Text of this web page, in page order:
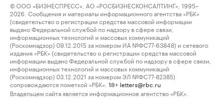
© ООО «БИЗНЕСПРЕСС», АО «РОСБИЗНЕСКОНСАЛТИНГ», 1995–
2026. Сообщения и материалы информационного агентства «РБК»
(свидетельство о регистрации средства массовой информации
выдано Федеральной службой по надзору в сфере связи,
информационных технологий и массовых коммуникаций
(Роскомнадзор) 09.12.2015 за номером ИА №ФС77-63848) и сетевого
издания «РБК» (свидетельство о регистрации средства массовой
информации выдано Федеральной службой по надзору в сфере связи,
информационных технологий и массовых коммуникаций
(Роскомнадзор) 03.12.2021 за номером ЭЛ №ФС77-82385)
сопровождаются пометкой «РБК».
18+ letters@rbc.ru
Владельцем сайта является информационное агентство «РБК».